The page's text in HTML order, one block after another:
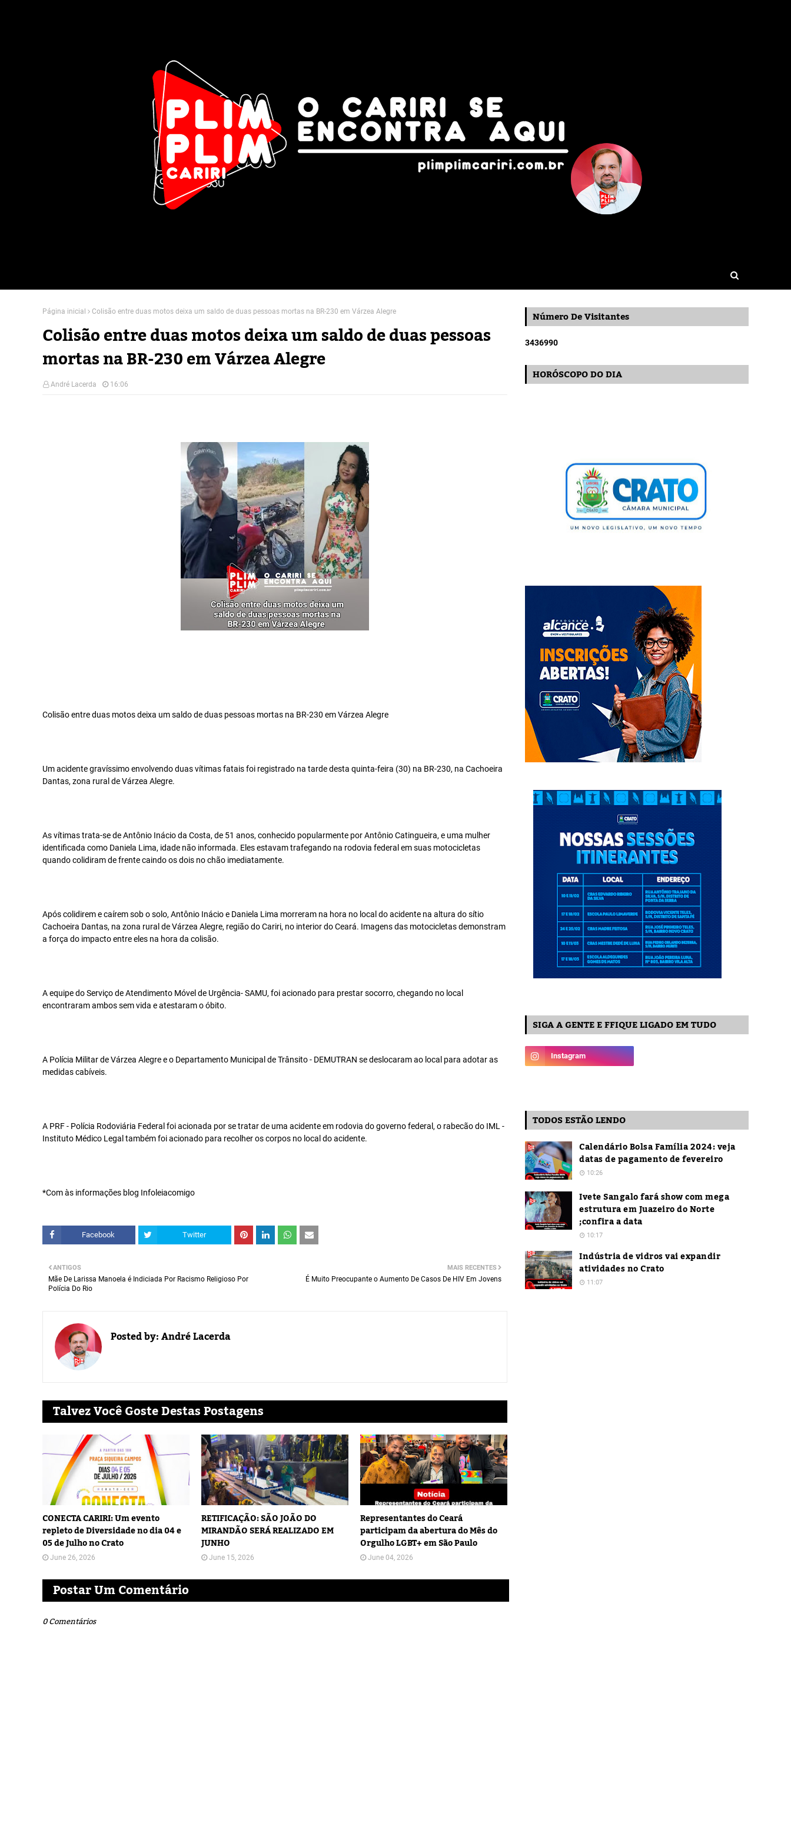
Página inicial Colisão entre duas motos deixa um saldo de duas pessoas mortas na BR-230 em Várzea Alegre
Colisão entre duas motos deixa um saldo de duas pessoas
mortas na BR-230 em Várzea Alegre
André Lacerda 16:06
Colisão entre duas motos deixa um saldo de duas pessoas mortas na BR-230 em Várzea Alegre
Um acidente gravíssimo envolvendo duas vítimas fatais foi registrado na tarde desta quinta-feira (30) na BR-230, na Cachoeira
Dantas, zona rural de Várzea Alegre.
As vítimas trata-se de Antônio Inácio da Costa, de 51 anos, conhecido popularmente por Antônio Catingueira, e uma mulher
identificada como Daniela Lima, idade não informada. Eles estavam trafegando na rodovia federal em suas motocicletas
quando colidiram de frente caindo os dois no chão imediatamente.
Após colidirem e caírem sob o solo, Antônio Inácio e Daniela Lima morreram na hora no local do acidente na altura do sítio
Cachoeira Dantas, na zona rural de Várzea Alegre, região do Cariri, no interior do Ceará. Imagens das motocicletas demonstram
a força do impacto entre eles na hora da colisão.
A equipe do Serviço de Atendimento Móvel de Urgência- SAMU, foi acionado para prestar socorro, chegando no local
encontraram ambos sem vida e atestaram o óbito.
A Polícia Militar de Várzea Alegre e o Departamento Municipal de Trânsito - DEMUTRAN se deslocaram ao local para adotar as
medidas cabíveis.
A PRF - Polícia Rodoviária Federal foi acionada por se tratar de uma acidente em rodovia do governo federal, o rabecão do IML -
Instituto Médico Legal também foi acionado para recolher os corpos no local do acidente.
*Com às informações blog Infoleiacomigo
Facebook Twitter
MAIS RECENTES
É Muito Preocupante o Aumento De Casos De HIV Em Jovens
ANTIGOS
Mãe De Larissa Manoela é Indiciada Por Racismo Religioso Por
Polícia Do Rio
Posted by:André Lacerda
Talvez Você Goste Destas Postagens
CONECTA CARIRI: Um evento
repleto de Diversidade no dia 04 e
05 de Julho no Crato
June 26, 2026
RETIFICAÇÃO: SÃO JOÃO DO
MIRANDÃO SERÁ REALIZADO EM
JUNHO
June 15, 2026
Representantes do Ceará
participam da abertura do Mês do
Orgulho LGBT+ em São Paulo
June 04, 2026
Postar Um Comentário
0 Comentários
Número De Visitantes
3436990
HORÓSCOPO DO DIA
SIGA A GENTE E FFIQUE LIGADO EM TUDO
TODOS ESTÃO LENDO
Calendário Bolsa Família 2024: veja
datas de pagamento de fevereiro
10:26
Ivete Sangalo fará show com mega
estrutura em Juazeiro do Norte
;confira a data
10:17
Indústria de vidros vai expandir
atividades no Crato
11:07